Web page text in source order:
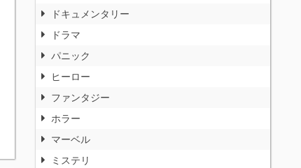
ドキュメンタリー
ドラマ
パニック
ヒーロー
ファンタジー
ホラー
マーベル
ミステリ